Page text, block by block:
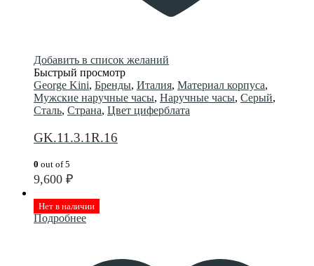
Добавить в список желаний
Быстрый просмотр
George Kini, Бренды, Италия, Материал корпуса,
Мужские наручные часы, Наручные часы, Серый,
Сталь, Страна, Цвет циферблата
GK.11.3.1R.16
0 out of 5
9,600 ₽
Нет в наличии
Подробнее